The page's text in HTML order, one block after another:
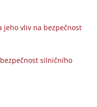
jeho vliv na bezpečnost
silničního